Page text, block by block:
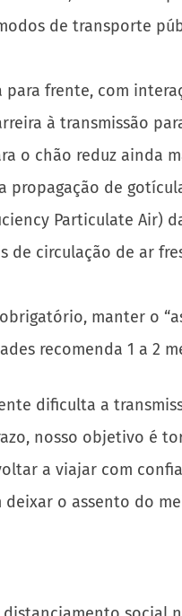
de transporte
para frente, com
à transmissão
o chão reduz ainda
propagação de
Particulate
de circulação de ar
manter o
recomenda 1 a 2
dificulta a
nosso objetivo é
a viajar com
o assento do